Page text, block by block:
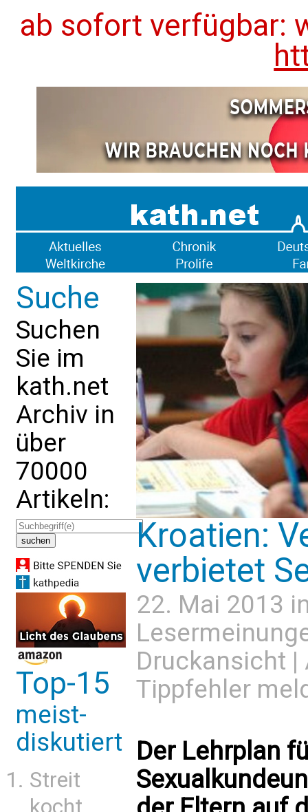
ab sofort verfügbar:
Suche
Suchen
Sie im
kath.net
Archiv in
über
70000
Artikeln:
Top-15
meist-
diskutiert
Streit
kocht
Kroatien:
verbietet
22. Mai 2013
Druckansicht |
Tippfehler
Der Lehrplan